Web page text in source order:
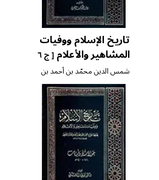
تاريخ الإسلام ووفيات
المشاهير والأعلام
[ ج ٦
]شمس الدين محمّد بن أحمد بن
عثمان الذّهبي